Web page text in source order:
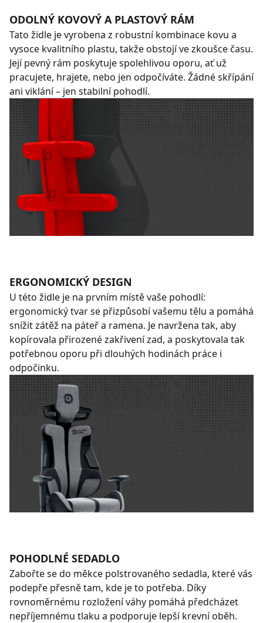
ODOLNÝ KOVOVÝ A PLASTOVÝ RÁM
Tato židle je vyrobena z robustní kombinace kovu a
vysoce kvalitního plastu, takže obstojí ve zkoušce času.
Její pevný rám poskytuje spolehlivou oporu, ať už
pracujete, hrajete, nebo jen odpočíváte. Žádné skřípání
ani viklání – jen stabilní pohodlí.
ERGONOMICKÝ DESIGN
U této židle je na prvním místě vaše pohodlí:
ergonomický tvar se přizpůsobí vašemu tělu a pomáhá
snížit zátěž na páteř a ramena. Je navržena tak, aby
kopírovala přirozené zakřivení zad, a poskytovala tak
potřebnou oporu při dlouhých hodinách práce i
odpočinku.
POHODLNÉ SEDADLO
Zabořte se do měkce polstrovaného sedadla, které vás
podepře přesně tam, kde je to potřeba. Díky
rovnoměrnému rozložení váhy pomáhá předcházet
nepříjemnému tlaku a podporuje lepší krevní oběh.